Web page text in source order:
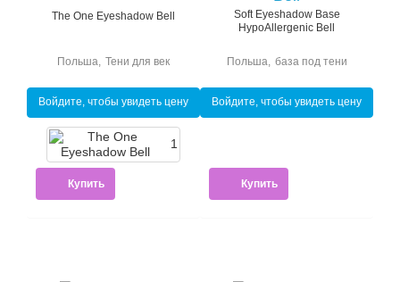
The One Eyeshadow Bell
Тени для век
Польша
Войдите, чтобы увидеть цену
1
Купить
Soft Eyeshadow Base
HypoAllergenic Bell
база под тени
Польша
Войдите, чтобы увидеть цену
Купить